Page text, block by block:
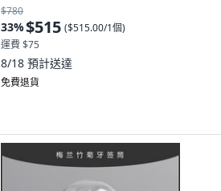
$780
33%$515 ($515.00/1個)
運費 $75
8/18 預計送達
免費退貨